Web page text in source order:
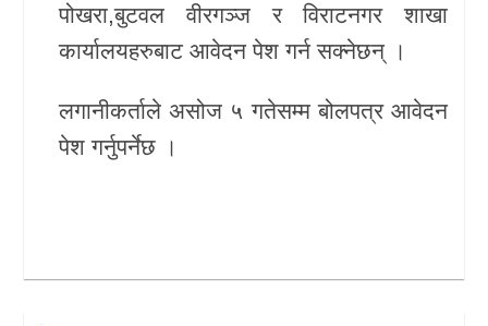
पोखरा,बुटवल वीरगञ्ज र विराटनगर शाखा
कार्यालयहरुबाट आवेदन पेश गर्न सक्नेछन् ।
लगानीकर्ताले असोज ५ गतेसम्म बोलपत्र आवेदन
पेश गर्नुपर्नेछ ।